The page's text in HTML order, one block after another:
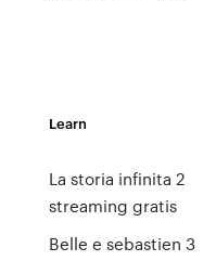
Learn
La storia infinita 2
streaming gratis
Belle e sebastien 3